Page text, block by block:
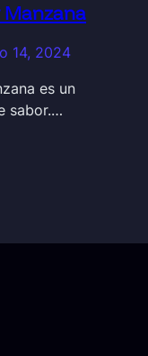
Manzana
14, 2024
es un
sabor.…